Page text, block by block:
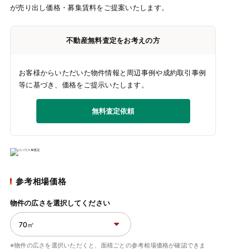
が売り出し価格・募集賃料をご提案いたします。
不動産無料査定をお考えの方
お客様からいただいた物件情報と周辺事例や成約取引事例
等に基づき、価格をご提示いたします。
無料査定依頼
参考相場価格
物件の広さを選択してください
※物件の広さを選択いただくと、面積ごとの参考相場価格が確認できま